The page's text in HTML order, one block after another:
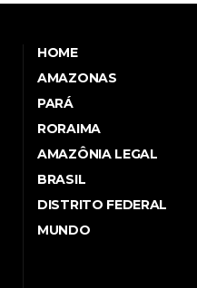
HOME
AMAZONAS
PARÁ
RORAIMA
AMAZÔNIA LEGAL
BRASIL
DISTRITO FEDERAL
MUNDO